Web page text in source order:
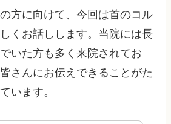
方に向けて、今回は首のコル
くお話しします。当院には長
いた方も多く来院されてお
さんにお伝えできることがた
います。